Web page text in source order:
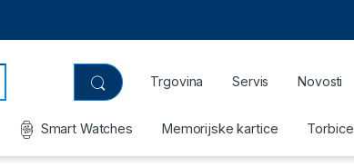
Trgovina Servis Novosti
Smart Watches Memorijske kartice Torbice